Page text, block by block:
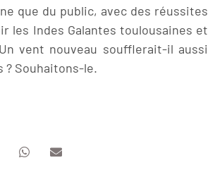
que du public, avec des réussites
les Indes Galantes toulousaines et
vent nouveau soufflerait-il aussi
? Souhaitons-le.